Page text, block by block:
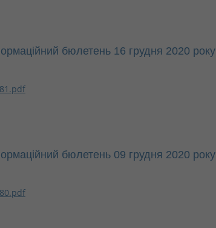
бюлетень 16 грудня 2020 року
бюлетень 09 грудня 2020 року